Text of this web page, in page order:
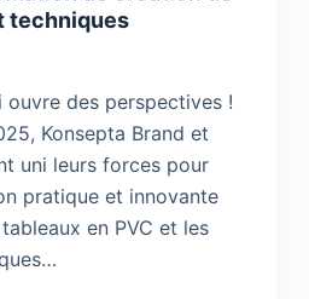
techniques
des perspectives !
Konsepta Brand et
uni leurs forces pour
pratique et innovante
en PVC et les